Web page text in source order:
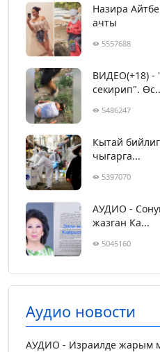
Назира
ачты
5557688
ВИДЕО(+18) -
секирип".
5486247
Кытай
чыгарга...
5397070
АУДИО -
жазган Ка...
5045160
Аудио новости
АУДИО - Израилде жарым